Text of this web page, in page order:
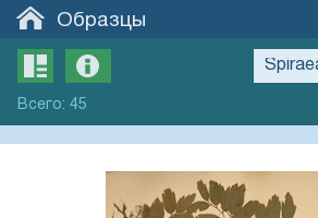
Образцы
Всего: 45